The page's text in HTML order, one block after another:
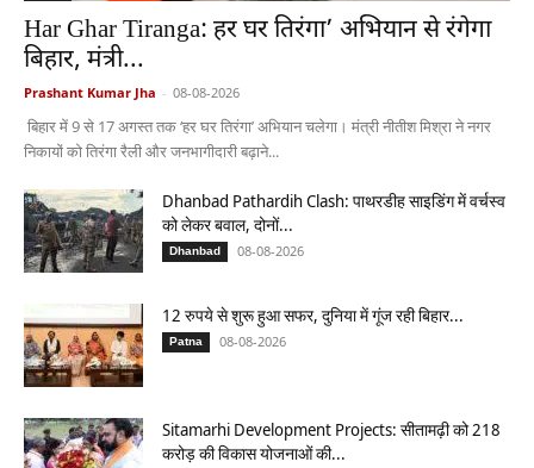
Har Ghar Tiranga: हर घर तिरंगा’ अभियान से रंगेगा
बिहार, मंत्री...
Prashant Kumar Jha - 08-08-2026
बिहार में 9 से 17 अगस्त तक ‘हर घर तिरंगा’ अभियान चलेगा। मंत्री नीतीश मिश्रा ने नगर
निकायों को तिरंगा रैली और जनभागीदारी बढ़ाने...
Dhanbad Pathardih Clash: पाथरडीह साइडिंग में वर्चस्व
को लेकर बवाल, दोनों...
Dhanbad 08-08-2026
12 रुपये से शुरू हुआ सफर, दुनिया में गूंज रही बिहार...
Patna 08-08-2026
Sitamarhi Development Projects: सीतामढ़ी को 218
करोड़ की विकास योजनाओं की...